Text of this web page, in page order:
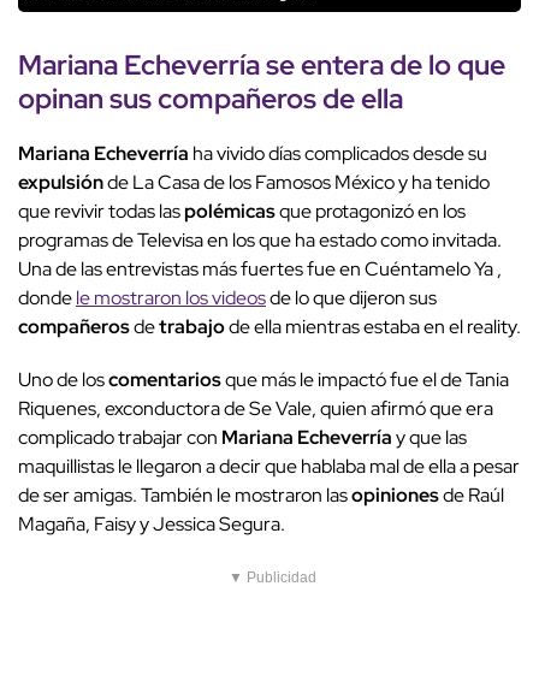
MarianaEcheverríase entera de lo que
opinan suscompañerosde ella
Mariana Echeverría ha vivido días complicados desde su
expulsiónde La Casa de los Famosos México y ha tenido
que revivir todas laspolémicasque protagonizó en los
programas de Televisa en los que ha estado como invitada.
Una de las entrevistas más fuertes fue en Cuéntamelo Ya ,
dondele mostraron los videosde lo que dijeron sus
compañerosdetrabajode ella mientras estaba en el reality.
Uno de loscomentariosque más le impactó fue el de Tania
Riquenes, exconductora de Se Vale, quien afirmó que era
complicado trabajar con Mariana Echeverríay que las
maquillistas le llegaron a decir que hablaba mal de ella a pesar
de ser amigas. También le mostraron lasopinionesde Raúl
Magaña, Faisy y Jessica Segura.
▼ Publicidad